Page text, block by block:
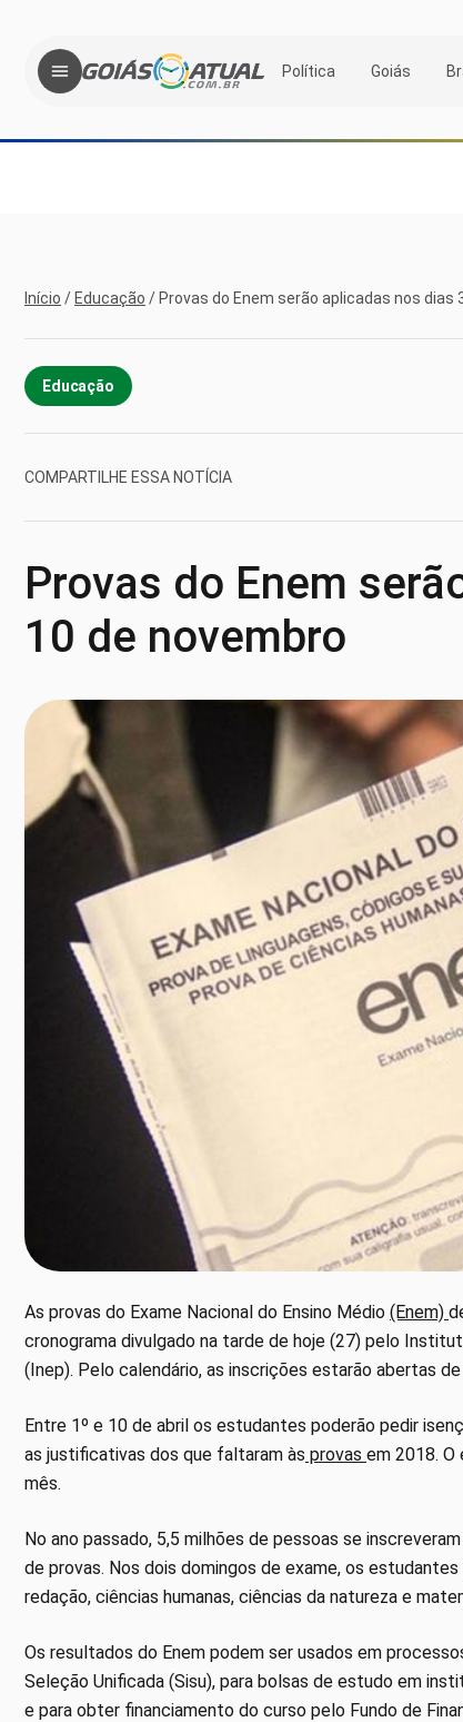
Política Goiás
Início / Educação / Provas do Enem serão aplicadas nos dias
Educação
COMPARTILHE ESSA NOTÍCIA
Provas do Enem
10 de novembro
As provas do Exame Nacional do Ensino Médio (Enem)
cronograma divulgado na tarde de hoje (27) pelo
(Inep). Pelo calendário, as inscrições estarão abertas de
Entre 1º e 10 de abril os estudantes poderão pedir
as justificativas dos que faltaram às provas em 2018.
mês.
No ano passado, 5,5 milhões de pessoas se
de provas. Nos dois domingos de exame, os
redação, ciências humanas, ciências da natureza e
Os resultados do Enem podem ser usados em
Seleção Unificada (Sisu), para bolsas de estudo em
e para obter financiamento do curso pelo Fundo de